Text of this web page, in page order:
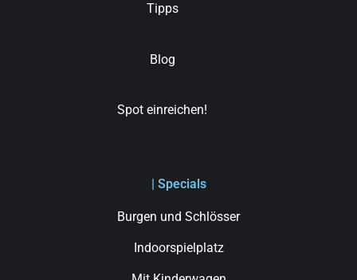
Tipps
Blog
Spot einreichen!
| Specials
Burgen und Schlösser
Indoorspielplatz